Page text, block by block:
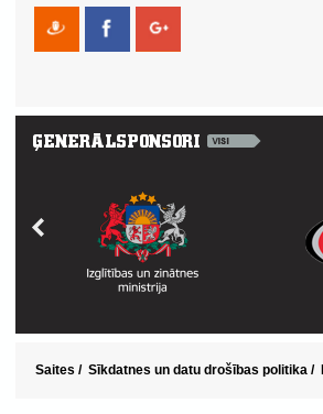
Saites / Sīkdatnes un datu drošības politika /